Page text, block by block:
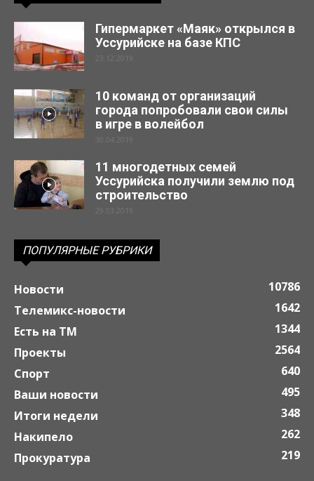
Гипермаркет «Маяк» открылся в
Уссурийске на базе КПС
23.12.2019
10 команд от организаций
города попробовали свои силы
в игре в волейбол
30.04.2019
11 многодетных семей
Уссурийска получили землю под
строительство
29.03.2019
ПОПУЛЯРНЫЕ РУБРИКИ
Новости
10786
Телемикс-новости
1642
Есть на ТМ
1344
Проекты
2564
Спорт
640
Ваши новости
495
Итоги недели
348
Накипело
262
Прокуратура
219